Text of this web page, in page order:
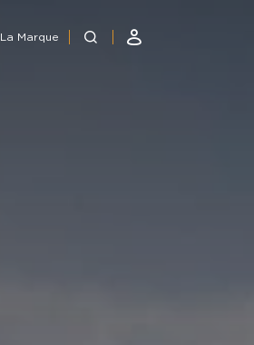
La Marque